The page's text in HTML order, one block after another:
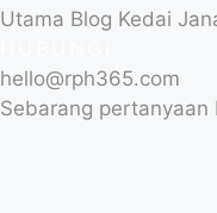
Utama Blog Kedai
hello@rph365.com
Sebarang